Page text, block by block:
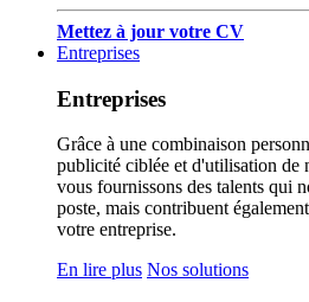
Mettez à jour votre CV
Entreprises
Entreprises
Grâce à une combinaison
publicité ciblée et d'utilisation de
vous fournissons des talents qui
poste, mais contribuent
votre entreprise.
En lire plus Nos solutions